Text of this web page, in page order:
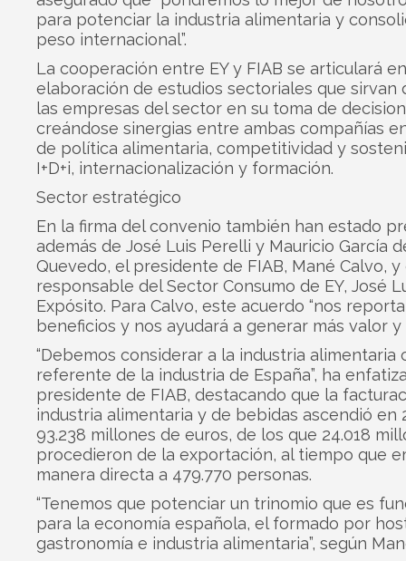
para potenciar la industria alimentaria y
peso internacional”.
La cooperación entre EY y FIAB se articulará
elaboración de estudios sectoriales que sirvan
las empresas del sector en su toma de
creándose sinergias entre ambas compañías
de política alimentaria, competitividad y
I+D+i, internacionalización y formación.
Sector estratégico
En la firma del convenio también han estado
además de José Luis Perelli y Mauricio García
Quevedo, el presidente de FIAB, Mané Calvo, y
responsable del Sector Consumo de EY, José
Expósito. Para Calvo, este acuerdo “nos
beneficios y nos ayudará a generar más valor y
“Debemos considerar a la industria alimentaria
referente de la industria de España”, ha
presidente de FIAB, destacando que la
industria alimentaria y de bebidas ascendió en
93.238 millones de euros, de los que 24.018
procedieron de la exportación, al tiempo que
manera directa a 479.770 personas.
“Tenemos que potenciar un trinomio que es
para la economía española, el formado por
gastronomía e industria alimentaria”, según